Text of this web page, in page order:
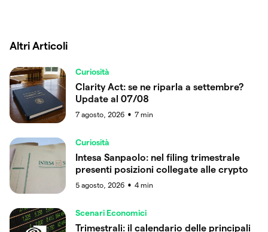
Altri Articoli
Curiosità
Clarity Act: se ne riparla a settembre?
Update al 07/08
7 agosto, 2026 ● 7 min
Curiosità
Intesa Sanpaolo: nel filing trimestrale
presenti posizioni collegate alle crypto
5 agosto, 2026 ● 4 min
Scenari Economici
Trimestrali: il calendario delle principali